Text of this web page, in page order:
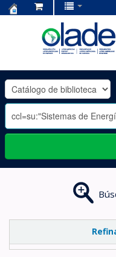
OLADE
-